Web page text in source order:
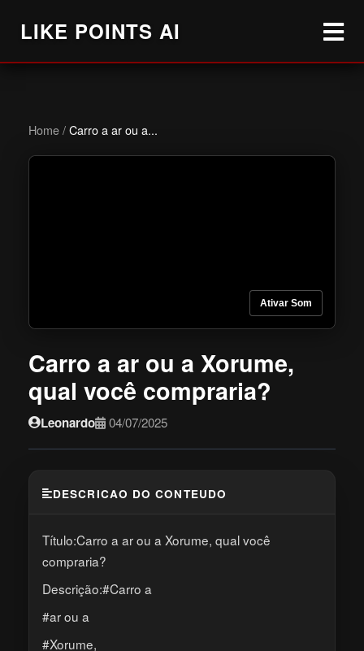
LIKE POINTS AI
Home/Carro a ar ou a...
Ativar Som
Carro a ar ou a Xorume,
qual você compraria?
Leonardo 04/07/2025
DESCRICAO DO CONTEUDO
Título:Carro a ar ou a Xorume, qual você
compraria?
Descrição:#Carro a
#ar ou a
#Xorume,